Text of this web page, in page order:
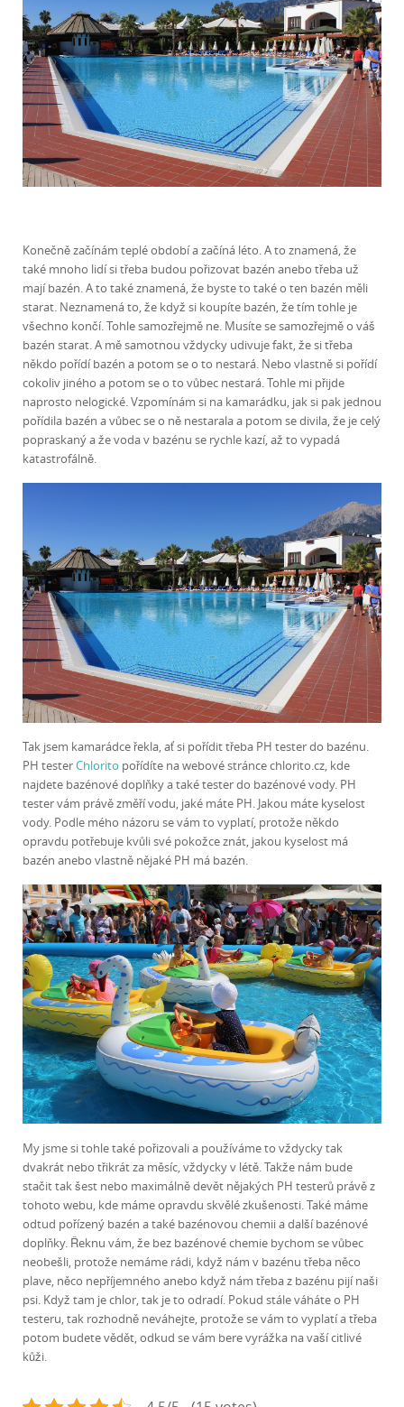
Konečně začínám teplé období a začíná léto. A to znamená, že
také mnoho lidí si třeba budou pořizovat bazén anebo třeba už
mají bazén. A to také znamená, že byste to také o ten bazén měli
starat. Neznamená to, že když si koupíte bazén, že tím tohle je
všechno končí. Tohle samozřejmě ne. Musíte se samozřejmě o váš
bazén starat. A mě samotnou vždycky udivuje fakt, že si třeba
někdo pořídí bazén a potom se o to nestará. Nebo vlastně si pořídí
cokoliv jiného a potom se o to vůbec nestará. Tohle mi přijde
naprosto nelogické. Vzpomínám si na kamarádku, jak si pak jednou
pořídila bazén a vůbec se o ně nestarala a potom se divila, že je celý
popraskaný a že voda v bazénu se rychle kazí, až to vypadá
katastrofálně.
Tak jsem kamarádce řekla, ať si pořídit třeba PH tester do bazénu.
PH testerChlorito pořídíte na webové stránce chlorito.cz, kde
najdete bazénové doplňky a také tester do bazénové vody. PH
tester vám právě změří vodu, jaké máte PH. Jakou máte kyselost
vody. Podle mého názoru se vám to vyplatí, protože někdo
opravdu potřebuje kvůli své pokožce znát, jakou kyselost má
bazén anebo vlastně nějaké PH má bazén.
My jsme si tohle také pořizovali a používáme to vždycky tak
dvakrát nebo třikrát za měsíc, vždycky v létě. Takže nám bude
stačit tak šest nebo maximálně devět nějakých PH testerů právě z
tohoto webu, kde máme opravdu skvělé zkušenosti. Také máme
odtud pořízený bazén a také bazénovou chemii a další bazénové
doplňky. Řeknu vám, že bez bazénové chemie bychom se vůbec
neobešli, protože nemáme rádi, když nám v bazénu třeba něco
plave, něco nepříjemného anebo když nám třeba z bazénu pijí naši
psi. Když tam je chlor, tak je to odradí. Pokud stále váháte o PH
testeru, tak rozhodně neváhejte, protože se vám to vyplatí a třeba
potom budete vědět, odkud se vám bere vyrážka na vaší citlivé
kůži.